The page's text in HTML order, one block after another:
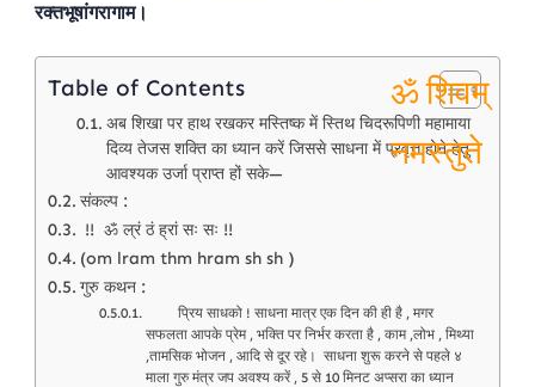
रक्तभूषांगरागाम।
Table of Contents
अब शिखा पर हाथ रखकर मस्तिष्क में स्तिथ चिदरूपिणी महामाया
दिव्य तेजस शक्ति का ध्यान करें जिससे साधना में प्रवृत्त होने हेतु
आवश्यक उर्जा प्राप्त हों सके—
संकल्प :
!! ॐ ल्रं ठं ह्रां सः सः !!
(om lram thm hram sh sh )
गुरु कथन :
प्रिय साधको ! साधना मात्र एक दिन की ही है , मगर
सफलता आपके प्रेम , भक्ति पर निर्भर करता है , काम ,लोभ , मिथ्या
,तामसिक भोजन , आदि से दूर रहे। साधना शुरू करने से पहले ४
माला गुरु मंत्र जप अवश्य करें , 5 से 10 मिनट अप्सरा का ध्यान